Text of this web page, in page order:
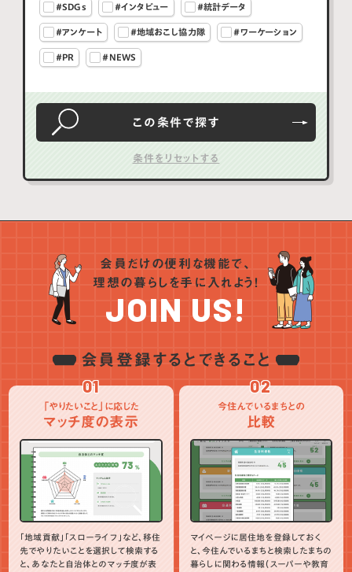
#SDGs #インタビュー #統計データ
#アンケート #地域おこし協力隊 #ワーケーション
#PR #NEWS
この条件で探す
会員だけの便利な機能で、
理想の暮らしを手に入れよう！
JOIN US!
会員登録するとできること
01
「やりたいこと」に応じた
マッチ度の表示
「地域貢献」「スローライフ」など、移住
先でやりたいことを選択して検索する
と、あなたと自治体とのマッチ度が表
02
今住んでいるまちとの
比較
マイページに居住地を登録しておく
と、今住んでいるまちと検索したまちの
暮らしに関わる情報（スーパーや教育